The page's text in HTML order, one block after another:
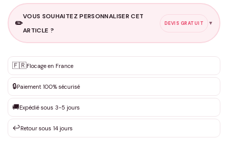
✏️
VOUS SOUHAITEZ PERSONNALISER CET
ARTICLE ?
DEVIS GRATUIT ▼
✨ Personnalisation sur mesure
DEVIS GRATUIT · Personnalisation de 3 à 10€ selon la demande
Que souhaitez-vous ?*
Votre texte / idée*
🇫🇷Flocage en France
🔒Paiement 100% sécurisé
🚚Expédié sous 3-5 jours
↩️Retour sous 14 jours